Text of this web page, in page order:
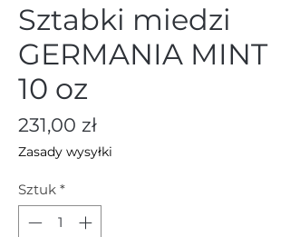
Sztabki miedzi
GERMANIA MINT
10 oz
231,00 złCena
Zasady wysyłki
Sztuk *